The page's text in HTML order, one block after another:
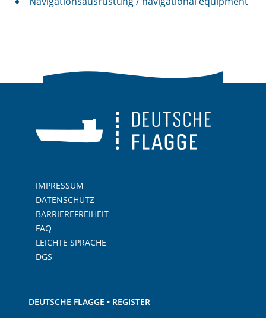
IMPRESSUM
DATENSCHUTZ
BARRIEREFREIHEIT
FAQ
LEICHTE SPRACHE
DGS
DEUTSCHE FLAGGE • REGISTER